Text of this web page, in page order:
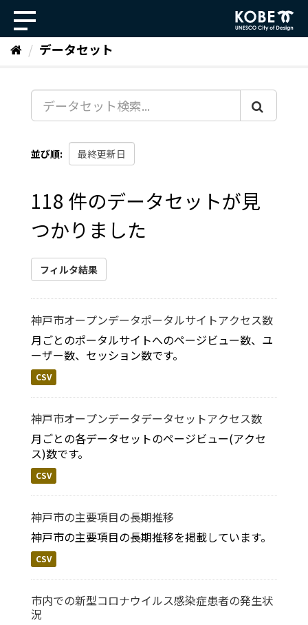
ッ
データセット
並び順
118 件のデータセットが見
つかりました
フィルタ結果
神戸市オープンデータポータルサイトアクセス数
月ごとのポータルサイトへのページビュー数、ユ
ーザー数、セッション数です。
CSV
神戸市オープンデータデータセットアクセス数
月ごとの各データセットのページビュー(アクセ
ス)数です。
CSV
神戸市の主要項目の長期推移
神戸市の主要項目の長期推移を掲載しています。
CSV
市内での新型コロナウイルス感染症患者の発生状
況